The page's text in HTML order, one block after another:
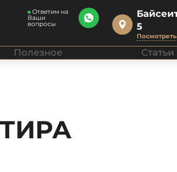
Ответим на
Ваши
вопросы
5
Полезное Статьи